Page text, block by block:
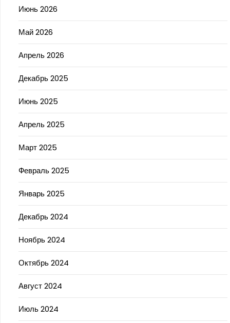
Июнь 2026
Май 2026
Апрель 2026
Декабрь 2025
Июнь 2025
Апрель 2025
Март 2025
Февраль 2025
Январь 2025
Декабрь 2024
Ноябрь 2024
Октябрь 2024
Август 2024
Июль 2024